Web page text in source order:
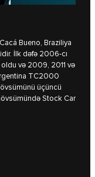
Bueno, Braziliya
İlk dəfə 2006-cı
və 2009, 2011 və
TC2000
üçüncü
Stock Car